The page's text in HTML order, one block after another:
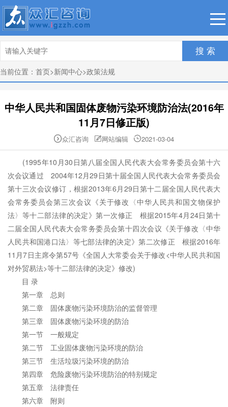
搜 索
当前位置： 首页>新闻中心>政策法规
中华人民共和国固体废物污染环境防治法(2016年
11月7日修正版)
众汇咨询 网站编辑 2021-03-04
(1995年10月30日第八届全国人民代表大会常务委员会第十六
次会议通过 2004年12月29日第十届全国人民代表大会常务委员会
第十三次会议修订，根据2013年6月29日第十二届全国人民代表大
会常务委员会第三次会议《关于修改〈中华人民共和国文物保护
法〉等十二部法律的决定》第一次修正 根据2015年4月24日第十
二届全国人民代表大会常务委员会第十四次会议《关于修改〈中华
人民共和国港口法〉等七部法律的决定》第二次修正 根据2016年
11月7日主席令第57号《全国人大常委会关于修改<中华人民共和国
对外贸易法>等十二部法律的决定》修改)
目 录
第一章 总则
第二章 固体废物污染环境防治的监督管理
第三章 固体废物污染环境的防治
第一节 一般规定
第二节 工业固体废物污染环境的防治
第三节 生活垃圾污染环境的防治
第四章 危险废物污染环境防治的特别规定
第五章 法律责任
第六章 附则